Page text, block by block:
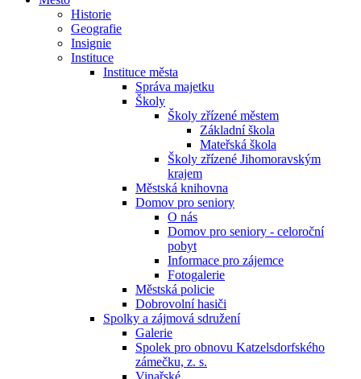
Historie
Geografie
Insignie
Instituce
Instituce města
Správa majetku
Školy
Školy zřízené městem
Základní škola
Mateřská škola
Školy zřízené Jihomoravským
krajem
Městská knihovna
Domov pro seniory
O nás
Domov pro seniory - celoroční
pobyt
Informace pro zájemce
Fotogalerie
Městská policie
Dobrovolní hasiči
Spolky a zájmová sdružení
Galerie
Spolek pro obnovu Katzelsdorfského
zámečku, z. s.
Vinařské